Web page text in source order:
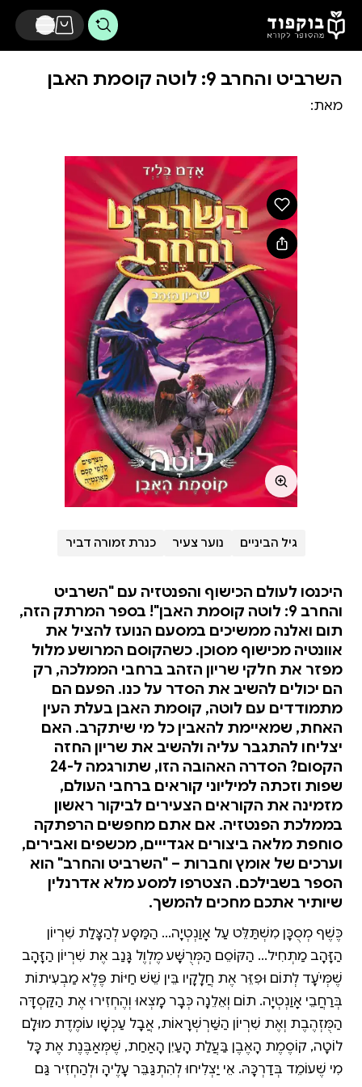
דלג לתוכן הראשי
השרביט והחרב 9: לוטה קוסמת האבן
מאת:
גיל הביניים נוער צעיר כנרת זמורה דביר
היכנסו לעולם הכישוף והפנטזיה עם "השרביט
והחרב 9: לוטה קוסמת האבן"! בספר המרתק הזה,
תום ואלנה ממשיכים במסעם הנועז להציל את
אוונטיה מכישוף מסוכן. כשהקוסם המרושע מלול
מפזר את חלקי שריון הזהב ברחבי הממלכה, רק
הם יכולים להשיב את הסדר על כנו. הפעם הם
מתמודדים עם לוטה, קוסמת האבן בעלת העין
האחת, שמאיימת להאבין כל מי שיתקרב. האם
יצליחו להתגבר עליה ולהשיב את שריון החזה
הקסום? הסדרה האהובה הזו, שתורגמה ל-24
שפות וזכתה למיליוני קוראים ברחבי העולם,
מזמינה את הקוראים הצעירים לביקור ראשון
בממלכת הפנטזיה. אם אתם מחפשים הרפתקה
סוחפת מלאה ביצורים אגדייים, מכשפים ואבירים,
וערכים של אומץ וחברות – "השרביט והחרב" הוא
הספר בשבילכם. הצטרפו למסע מלא אדרנלין
שיותיר אתכם מחכים להמשך.
כֶּשֶׁף מְסֻכָּן מִשְׁתַּלֵּט עַל אָוַנְטְיָה... הַמַּסָּע לְהַצָּלַת שִׁרְיוֹן
הַזָּהָב מַתְחִיל... הַקּוֹסֵם הַמְּרֻשָּׁע מֶלְוֶל גָּנַב אֶת שִׁרְיוֹן הַזָּהָב
שֶׁמְּיֹעָד לְתוֹם וּפִזֵּר אֶת חֲלָקָיו בֵּין שֵׁשׁ חַיּוֹת פֶּלֶא מַבְעִיתוֹת
בְּרַחֲבֵי אָוַנְטְיָה. תוֹם וְאֵלֵנָה כְּבָר מָצְאוּ וְהֶחְזִירוּ אֶת הַקַּסְדָּה
הַמֻּזְהֶבֶת וְאֶת שִׁרְיוֹן הַשַּׁרְשְׁרָאוֹת, אֲבָל עַכְשָׁו עוֹמֶדֶת מוּלָם
לוֹטָה, קוֹסֶמֶת הָאֶבֶן בַּעֲלַת הָעַיִן הָאַחַת, שֶׁמְּאַבֶּנֶת אֶת כָּל
מִי שֶׁעוֹמֵד בְּדַרְכָּהּ. אֵיךְ יַצְלִיחוּ לְהִתְגַּבֵּר עָלֶיהָ וּלְהַחְזִיר גַּם